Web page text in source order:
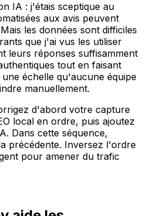
IA : j'étais sceptique au
aux avis peuvent
les données sont difficiles
que j'ai vus les utiliser
leurs réponses suffisamment
tout en faisant
échelle qu'aucune équipe
manuellement.
d'abord votre capture
local en ordre, puis ajoutez
Dans cette séquence,
précédente. Inversez l'ordre
pour amener du trafic